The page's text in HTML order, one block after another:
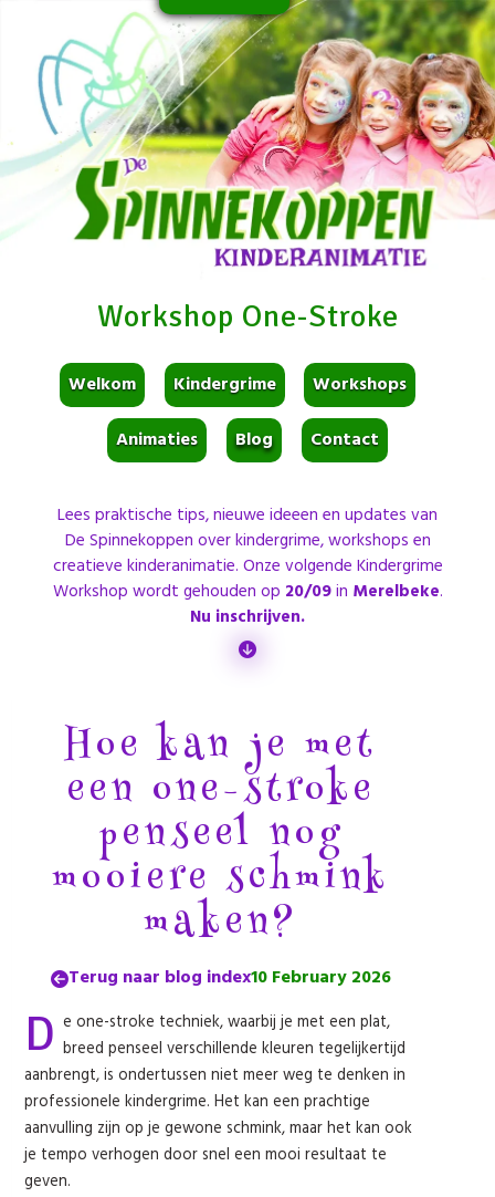
Workshop One-Stroke
Welkom Kindergrime
Workshops
Animaties
Blog Contact
Lees praktische tips, nieuwe ideeen en updates van
De Spinnekoppen over kindergrime, workshops en
creatieve kinderanimatie. Onze volgende Kindergrime
Workshop wordt gehouden op 20/09in Merelbeke.
Nu inschrijven.
Hoe kan je met
een one-stroke
penseel nog
mooiere schmink
maken?
Terug naar blog index10 February 2026
D e one-stroke techniek, waarbij je met een plat,
breed penseel verschillende kleuren tegelijkertijd
aanbrengt, is ondertussen niet meer weg te denken in
professionele kindergrime. Het kan een prachtige
aanvulling zijn op je gewone schmink, maar het kan ook
je tempo verhogen door snel een mooi resultaat te
geven.